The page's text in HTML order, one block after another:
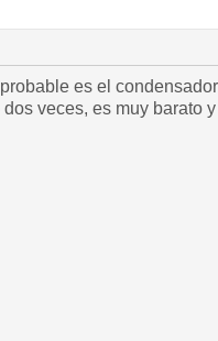
es el
veces, es muy barato